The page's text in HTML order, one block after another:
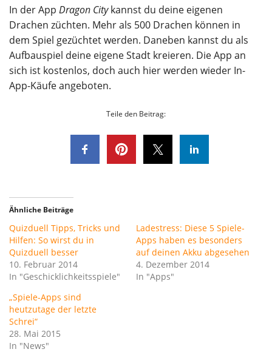
In der App Dragon Citykannst du deine eigenen
Drachen züchten. Mehr als 500 Drachen können in
dem Spiel gezüchtet werden. Daneben kannst du als
Aufbauspiel deine eigene Stadt kreieren. Die App an
sich ist kostenlos, doch auch hier werden wieder In-
App-Käufe angeboten.
Teile den Beitrag:
Ähnliche Beiträge
Quizduell Tipps, Tricks und
Hilfen: So wirst du in
Quizduell besser
10. Februar 2014
In "Geschicklichkeitsspiele"
Ladestress: Diese 5 Spiele-
Apps haben es besonders
auf deinen Akku abgesehen
4. Dezember 2014
In "Apps"
„Spiele-Apps sind
heutzutage der letzte
Schrei“
28. Mai 2015
In "News"